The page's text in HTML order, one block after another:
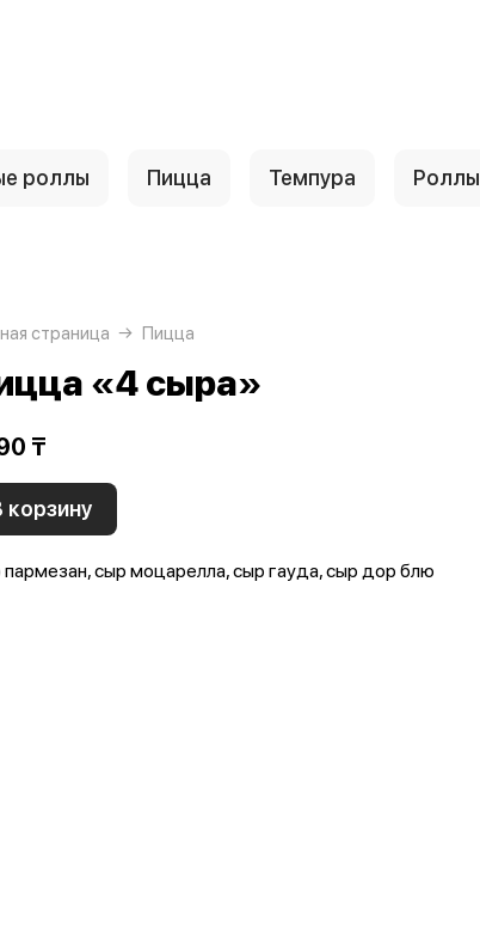
роллы Пицца Темпура Роллы
страница Пицца
«4 сыра»
₸
корзину
сыр моцарелла, сыр гауда, сыр дор блю